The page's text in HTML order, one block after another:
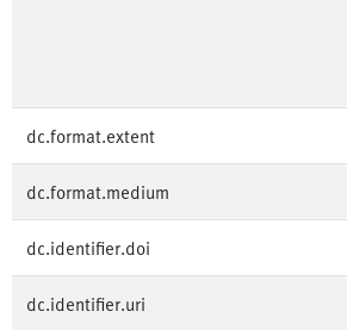
dc.format.extent
dc.format.medium
dc.identifier.doi
dc.identifier.uri